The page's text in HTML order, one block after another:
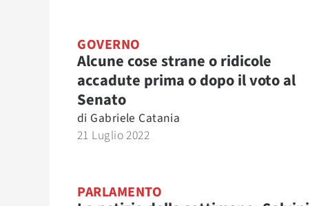
GOVERNO
Alcune cose strane o ridicole
accadute prima o dopo il voto al
Senato
di Gabriele Catania
21 Luglio 2022
PARLAMENTO